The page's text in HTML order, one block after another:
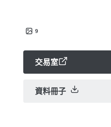
9
交易室
資料冊子